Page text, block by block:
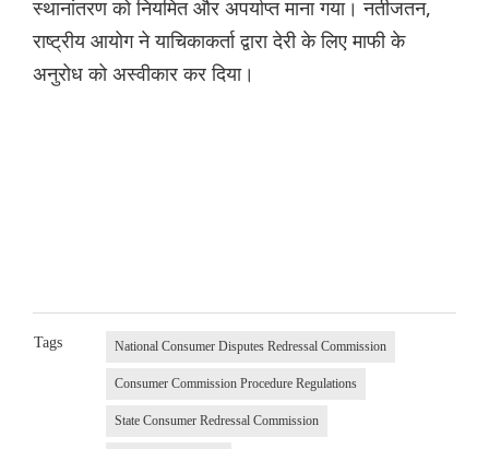
स्थानांतरण को नियमित और अपर्याप्त माना गया। नतीजतन,
राष्ट्रीय आयोग ने याचिकाकर्ता द्वारा देरी के लिए माफी के
अनुरोध को अस्वीकार कर दिया।
Tags National Consumer Disputes Redressal Commission
Consumer Commission Procedure Regulations
State Consumer Redressal Commission